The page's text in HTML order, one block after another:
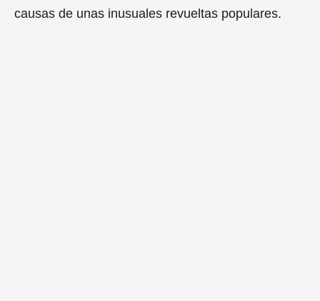
causas de unas inusuales revueltas populares.